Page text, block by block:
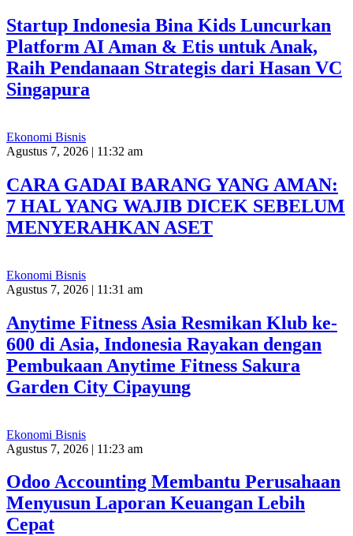
Startup Indonesia Bina Kids Luncurkan
Platform AI Aman & Etis untuk Anak,
Raih Pendanaan Strategis dari Hasan VC
Singapura
Ekonomi Bisnis
Agustus 7, 2026 | 11:32 am
CARA GADAI BARANG YANG AMAN:
7 HAL YANG WAJIB DICEK SEBELUM
MENYERAHKAN ASET
Ekonomi Bisnis
Agustus 7, 2026 | 11:31 am
Anytime Fitness Asia Resmikan Klub ke-
600 di Asia, Indonesia Rayakan dengan
Pembukaan Anytime Fitness Sakura
Garden City Cipayung
Ekonomi Bisnis
Agustus 7, 2026 | 11:23 am
Odoo Accounting Membantu Perusahaan
Menyusun Laporan Keuangan Lebih
Cepat